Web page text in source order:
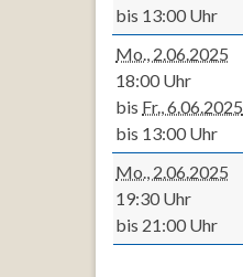
bis 13:00 Uhr
Mo., 2.06.2025
18:00 Uhr
bis Fr., 6.06.2025
bis 13:00 Uhr
Mo., 2.06.2025
19:30 Uhr
bis 21:00 Uhr